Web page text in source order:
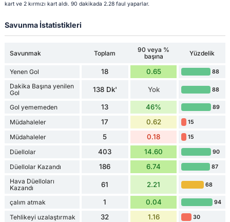
kart ve 2 kırmızı kart aldı. 90 dakikada 2.28 faul yaparlar.
Savunma İstatistikleri
Savunmak Toplam
90 veya %
başına
Yüzdelik
Yenen Gol 18 0.65 88
Dakika Başına yenilen
Gol
138 Dk' Yok 88
Gol yememeden 13 46% 89
Müdahaleler 17 0.62 15
Müdahaleler 5 0.18 15
Düellolar 403 14.60 90
Düellolar Kazandı 186 6.74 87
Hava Düelloları
Kazandı
61 2.21 68
çalım atmak 1 0.04 94
Tehlikeyi uzalaştırmak 32 1.16 30